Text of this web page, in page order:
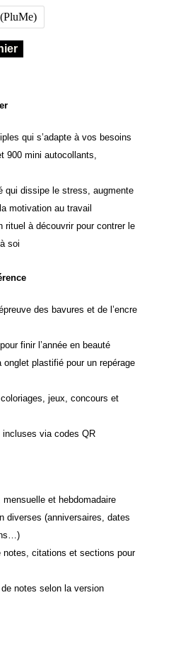
qui s’adapte à vos besoins
900 mini autocollants,
qui dissipe le stress, augmente
motivation au travail
rituel à découvrir pour contrer le
soi
des bavures et de l’encre
finir l’année en beauté
onglet plastifié pour un repérage
jeux, concours et
via codes QR
et hebdomadaire
diverses (anniversaires, dates
notes, citations et sections pour
notes selon la version